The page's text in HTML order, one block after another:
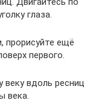
глаза.
прорисуйте ещё
первого.
вдоль ресниц
века.